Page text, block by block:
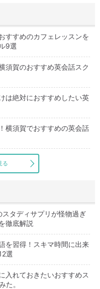
すすめのカフェレッスンを
9選
須賀のおすすめ英会話スク
は絶対におすすめしたい英
横須賀でおすすめの英会話
る
スタディサプリが怪物過ぎ
徹底解説
を習得！スキマ時間に出来
選
入れておきたいおすすめス
た。